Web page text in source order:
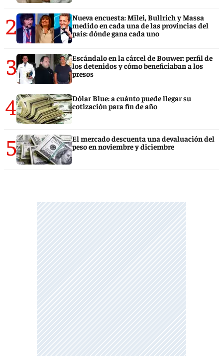
2
Nueva encuesta: Milei, Bullrich y Massa
medido en cada una de las provincias del
país: dónde gana cada uno
3
Escándalo en la cárcel de Bouwer: perfil de
los detenidos y cómo beneficiaban a los
presos
4
Dólar Blue: a cuánto puede llegar su
cotización para fin de año
5
El mercado descuenta una devaluación del
peso en noviembre y diciembre